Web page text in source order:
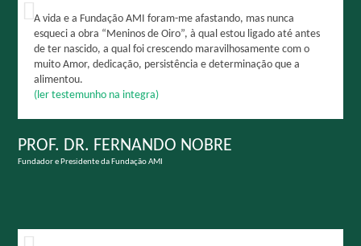
A vida e a Fundação AMI foram-me afastando, mas nunca
esqueci a obra “Meninos de Oiro”, à qual estou ligado até antes
de ter nascido, a qual foi crescendo maravilhosamente com o
muito Amor, dedicação, persistência e determinação que a
alimentou.
(ler testemunho na integra)
PROF. DR. FERNANDO NOBRE
Fundador e Presidente da Fundação AMI